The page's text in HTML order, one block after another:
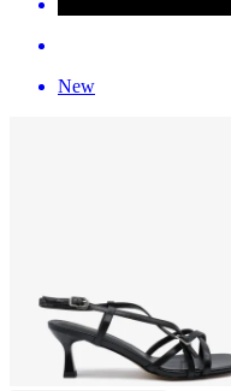
New